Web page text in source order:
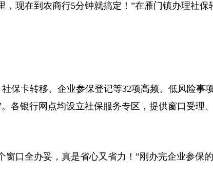
现在到农商行5分钟就搞定！”在雁门镇办理社保
保卡转移、企业参保登记等32项高频、低风险事
各银行网点均设立社保服务专区，提供窗口受理
口全办妥，真是省心又省力！”刚办完企业参保